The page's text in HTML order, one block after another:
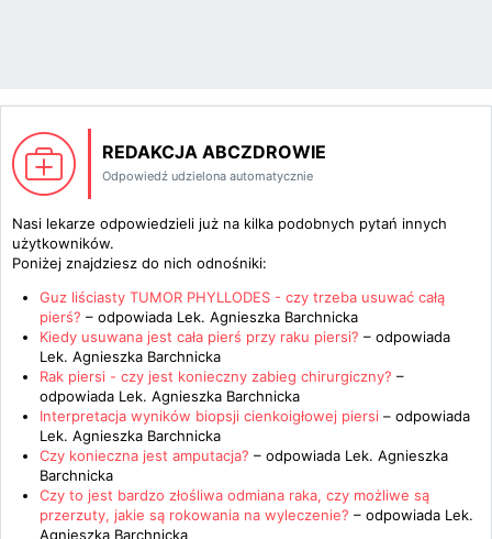
REDAKCJA ABCZDROWIE
Odpowiedź udzielona automatycznie
Nasi lekarze odpowiedzieli już na kilka podobnych pytań innych
użytkowników.
Poniżej znajdziesz do nich odnośniki:
Guz liściasty TUMOR PHYLLODES - czy trzeba usuwać całą
pierś? – odpowiada Lek. Agnieszka Barchnicka
Kiedy usuwana jest cała pierś przy raku piersi? – odpowiada
Lek. Agnieszka Barchnicka
Rak piersi - czy jest konieczny zabieg chirurgiczny? –
odpowiada Lek. Agnieszka Barchnicka
Interpretacja wyników biopsji cienkoigłowej piersi – odpowiada
Lek. Agnieszka Barchnicka
Czy konieczna jest amputacja? – odpowiada Lek. Agnieszka
Barchnicka
Czy to jest bardzo złośliwa odmiana raka, czy możliwe są
przerzuty, jakie są rokowania na wyleczenie? – odpowiada Lek.
Agnieszka Barchnicka